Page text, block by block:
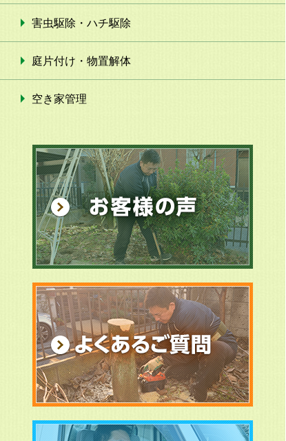
害虫駆除・ハチ駆除
庭片付け・物置解体
空き家管理